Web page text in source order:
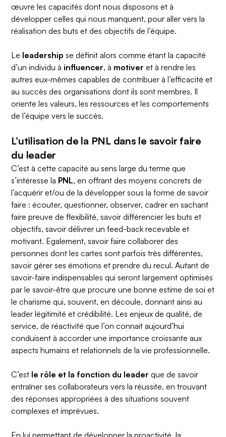
œuvre les capacités dont nous disposons et à
développer celles qui nous manquent, pour aller vers la
réalisation des buts et des objectifs de l’équipe.
Le leadershipse définit alors comme étant la capacité
d’un individu à influencer, à motiveret à rendre les
autres eux-mêmes capables de contribuer à l’efficacité et
au succès des organisations dont ils sont membres. Il
oriente les valeurs, les ressources et les comportements
de l’équipe vers le succès.
L’utilisation de la PNL dans le savoir faire
du leader
C’est à cette capacité au sens large du terme que
s’intéresse la PNL, en offrant des moyens concrets de
l’acquérir et/ou de la développer sous la forme de savoir
faire : écouter, questionner, observer, cadrer en sachant
faire preuve de flexibilité, savoir différencier les buts et
objectifs, savoir délivrer un feed-back recevable et
motivant. Egalement, savoir faire collaborer des
personnes dont les cartes sont parfois très différentes,
savoir gérer ses émotions et prendre du recul. Autant de
savoir-faire indispensables qui seront largement optimisés
par le savoir-être que procure une bonne estime de soi et
le charisme qui, souvent, en découle, donnant ainsi au
leader légitimité et crédibilité. Les enjeux de qualité, de
service, de réactivité que l’on connait aujourd’hui
conduisent à accorder une importance croissante aux
aspects humains et relationnels de la vie professionnelle.
C’est le rôle et la fonction du leader que de savoir
entraîner ses collaborateurs vers la réussite, en trouvant
des réponses appropriées à des situations souvent
complexes et imprévues.
En lui permettant de développer la proactivité, la